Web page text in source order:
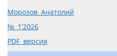
Морозов Анатолий
№ 1’2026
PDF версия